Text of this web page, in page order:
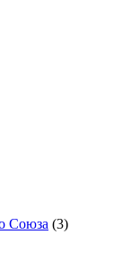
Союза (3)